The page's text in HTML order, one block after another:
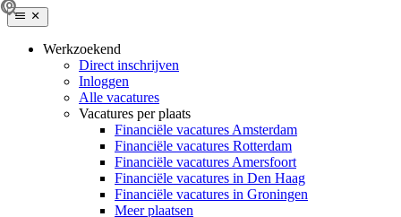
Werkzoekend
Direct inschrijven
Inloggen
Alle vacatures
Vacatures per plaats
Financiële vacatures Amsterdam
Financiële vacatures Rotterdam
Financiële vacatures Amersfoort
Financiële vacatures in Den Haag
Financiële vacatures in Groningen
Meer plaatsen